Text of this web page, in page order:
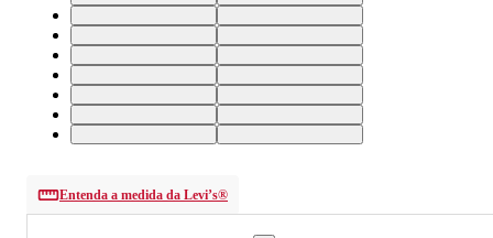
29X30 USA | 40 BR28X30 USA | 39 BR
27X30 USA | 38 BR26X30 USA | 37 BR
25X30 USA | 36 BR24X32 USA | 36 BR
34X32 USA | 46 BR33X32 USA | 44 BR
32X32 USA | 43 BR30X32 USA | 41 BR
28X32 USA | 39 BR27X32 USA | 38 BR
26X32 USA | 37 BR25X32 USA | 36 BR
Entenda a medida da Levi’s®